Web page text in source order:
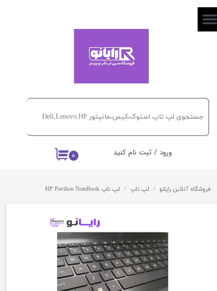
۰ ورود / ثبت نام کنید
حساب کاربری من
خروج از حساب کاربری
فروشگاه آنلاین رایانو لپ تاپ لپ تاپ HP Pavilion NoteBook